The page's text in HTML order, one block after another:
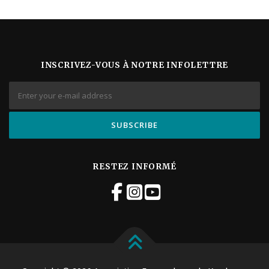
INSCRIVEZ-VOUS À NOTRE INFOLETTRE
RESTEZ INFORMÉ